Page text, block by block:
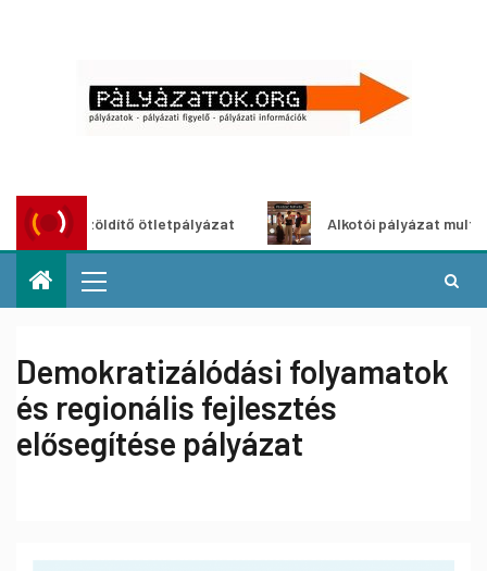
ötletpályázat Alkotói pályázat multimédia-
Demokratizálódási folyamatok
és regionális fejlesztés
elősegítése pályázat